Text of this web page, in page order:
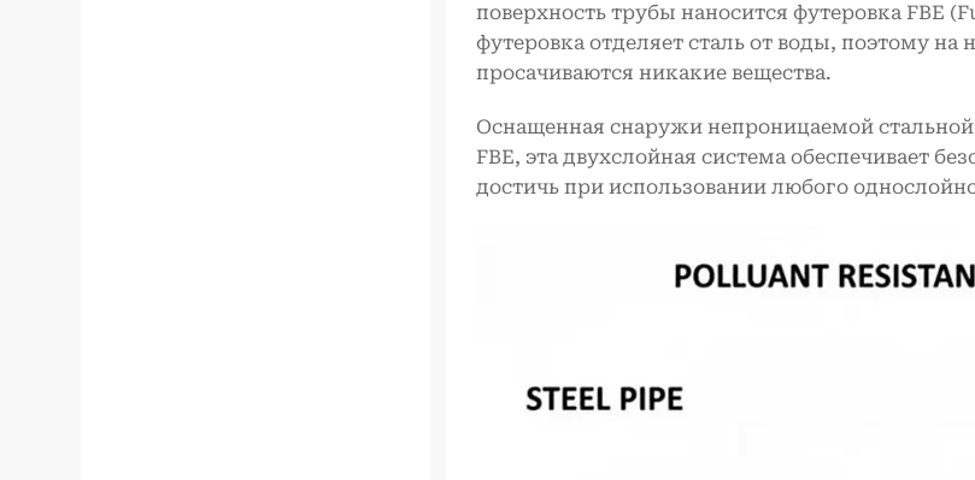
поверхность трубы наносится футеровка FBE
футеровка отделяет сталь от воды, поэтому
просачиваются никакие вещества.
Оснащенная снаружи непроницаемой
FBE, эта двухслойная система обеспечивает
достичь при использовании любого